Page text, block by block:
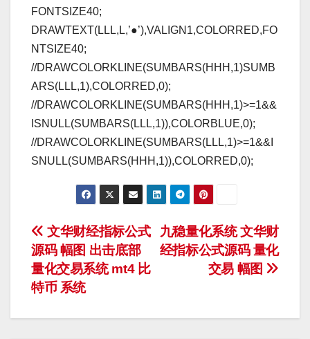
FONTSIZE40;
DRAWTEXT(LLL,L,’●’),VALIGN1,COLORRED,FO
NTSIZE40;
//DRAWCOLORKLINE(SUMBARS(HHH,1)SUMB
ARS(LLL,1),COLORRED,0);
//DRAWCOLORKLINE(SUMBARS(HHH,1)>=1&&
ISNULL(SUMBARS(LLL,1)),COLORBLUE,0);
//DRAWCOLORKLINE(SUMBARS(LLL,1)>=1&&I
SNULL(SUMBARS(HHH,1)),COLORRED,0);
文
章
导
航
九稳量化系统 文华财
经指标公式源码 量化
交易 幅图
文华财经指标公式
源码 幅图 出击底部
量化交易系统 mt4 比
特币 系统